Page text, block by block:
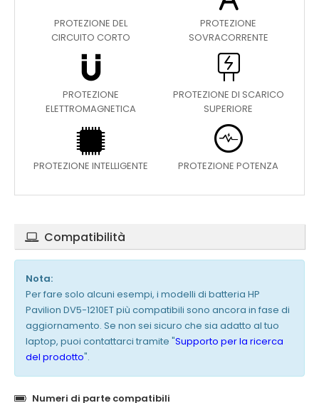
PROTEZIONE DEL
CIRCUITO CORTO
PROTEZIONE
SOVRACORRENTE
PROTEZIONE
ELETTROMAGNETICA
PROTEZIONE DI SCARICO
SUPERIORE
PROTEZIONE INTELLIGENTE PROTEZIONE POTENZA
Compatibilità
Nota:
Per fare solo alcuni esempi, i modelli di batteria HP
Pavilion DV5-1210ET più compatibili sono ancora in fase di
aggiornamento. Se non sei sicuro che sia adatto al tuo
laptop, puoi contattarci tramite "Supporto per la ricerca
del prodotto".
Numeri di parte compatibili